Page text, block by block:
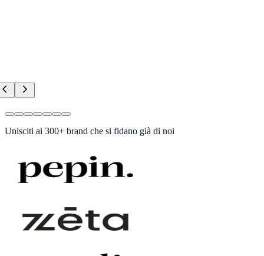
Unisciti ai 300+ brand che si fidano già di noi